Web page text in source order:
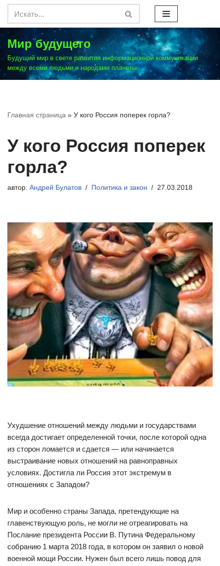
Перейти
к
содержимому
Мир будущего
Будущий мир в свете развития информационной коммуникации
между всеми людьми и народами планеты
Главная страница » У кого Россия поперек горла?
У кого Россия поперек
горла?
автор: Андрей Булатов Политика и закон 27.03.2018
Ухудшение отношений между людьми и государствами
всегда достигает определенной точки, после которой одна
из сторон ломается и сдается — или начинается
выстраивание новых отношений на равноправных
условиях. Достигла ли Россия этот экстремум в
отношениях с Западом?
Мир и особенно страны Запада, претендующие на
главенствующую роль, не могли не отреагировать на
Послание президента России В. Путина Федеральному
собранию 1 марта 2018 года, в котором он заявил о новой
военной мощи России. Нужен был всего лишь повод для